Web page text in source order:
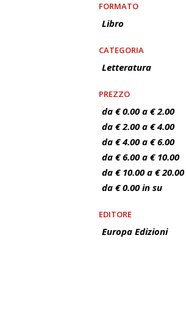
FORMATO
Libro
CATEGORIA
Letteratura
PREZZO
da € 0.00 a € 2.00
da € 2.00 a € 4.00
da € 4.00 a € 6.00
da € 6.00 a € 10.00
da € 10.00 a € 20.00
da € 0.00 in su
EDITORE
Europa Edizioni